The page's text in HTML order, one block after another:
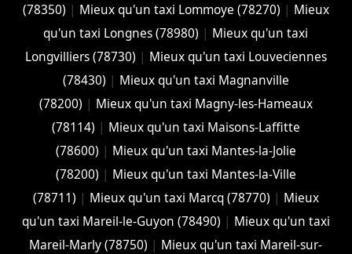
(78350) | Mieux qu'un taxi Lommoye (78270) | Mieux
qu'un taxi Longnes (78980) | Mieux qu'un taxi
Longvilliers (78730) | Mieux qu'un taxi Louveciennes
(78430) | Mieux qu'un taxi Magnanville
(78200) | Mieux qu'un taxi Magny-les-Hameaux
(78114) | Mieux qu'un taxi Maisons-Laffitte
(78600) | Mieux qu'un taxi Mantes-la-Jolie
(78200) | Mieux qu'un taxi Mantes-la-Ville
(78711) | Mieux qu'un taxi Marcq (78770) | Mieux
qu'un taxi Mareil-le-Guyon (78490) | Mieux qu'un taxi
Mareil-Marly (78750) | Mieux qu'un taxi Mareil-sur-